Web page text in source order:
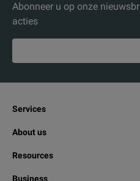
Abonneer u op onze
acties
Services
About us
Resources
Business